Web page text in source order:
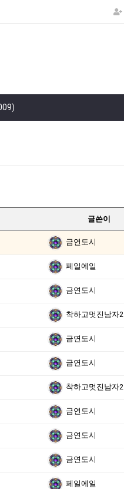
글쓴이
금연도시
페일에일
금연도시
착하고멋진남자2
금연도시
금연도시
착하고멋진남자2
금연도시
금연도시
금연도시
페일에일